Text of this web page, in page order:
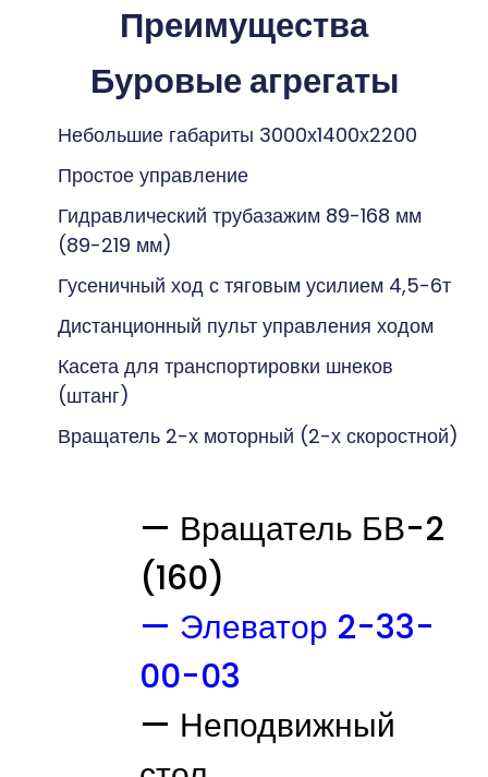
Преимущества
Буровые агрегаты
Небольшие габариты 3000х1400х2200
Простое управление
Гидравлический трубазажим 89-168 мм
(89-219 мм)
Гусеничный ход с тяговым усилием 4,5-6т
Дистанционный пульт управления ходом
Касета для транспортировки шнеков
(штанг)
Вращатель 2-х моторный (2-х скоростной)
— Вращатель БВ-2
(160)
— Элеватор 2-33-
00-03
— Неподвижный